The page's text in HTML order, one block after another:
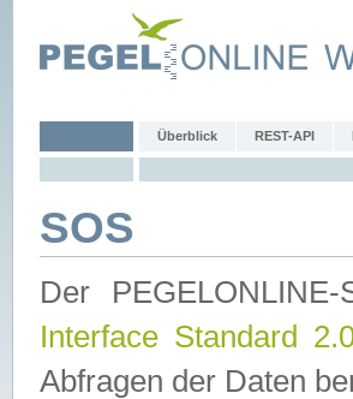
Überblick REST-API
SOS
Der
Interface Standard
Abfragen der Daten